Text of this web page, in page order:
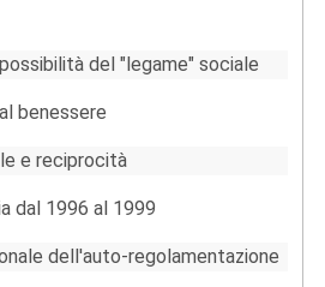
del "legame" sociale
benessere
e reciprocità
dal 1996 al 1999
dell'auto-regolamentazione